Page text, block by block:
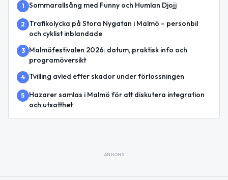
1 Sommarallsång med Funny och Humlan Djojj
2
Trafikolycka på Stora Nygatan i Malmö – personbil
och cyklist inblandade
3
Malmöfestivalen 2026: datum, praktisk info och
programöversikt
4 Tvilling avled efter skador under förlossningen
5
Hazarer samlas i Malmö för att diskutera integration
och utsatthet
ANNONS